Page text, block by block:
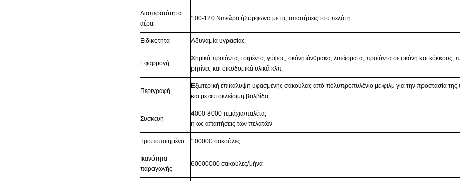
Διαπερατότητα
αέρα
100-120 Nm/ώρα ήΣύμφωνα με τις απαιτήσεις του πελάτη
Ειδικότητα Αδυναμία υγρασίας
Εφαρμογή
Χημικά προϊόντα, τσιμέντο, γύψος, σκόνη άνθρακα, λιπάσματα, προϊόντα σε σκόνη και κόκκους,
ρητίνες και οικοδομικά υλικά κλπ.
Περιγραφή
Εξωτερική επικάλυψη υφασμένης σακούλας από πολυπροπυλένιο με φιλμ για την προστασία της
και με αυτοκλείσιμη βαλβίδα
Συσκευή
4000-8000 τεμάχια/παλέτα,
ή ως απαιτήσεις των πελατών
Τροποποιημένο 100000 σακούλες
Ικανότητα
παραγωγής
60000000 σακούλες/μήνα